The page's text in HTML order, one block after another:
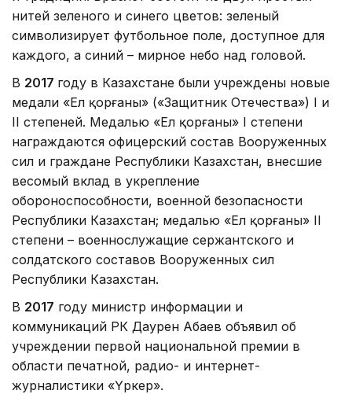
нитей зеленого и синего цветов: зеленый
символизирует футбольное поле, доступное для
каждого, а синий – мирное небо над головой.
В 2017 году в Казахстане были учреждены новые
медали «Ел қорғаны» («Защитник Отечества») І и
ІІ степеней. Медалью «Ел қорғаны» I степени
награждаются офицерский состав Вооруженных
сил и граждане Республики Казахстан, внесшие
весомый вклад в укрепление
обороноспособности, военной безопасности
Республики Казахстан; медалью «Ел қорғаны» II
степени – военнослужащие сержантского и
солдатского составов Вооруженных сил
Республики Казахстан.
В 2017 году министр информации и
коммуникаций РК Даурен Абаев объявил об
учреждении первой национальной премии в
области печатной, радио- и интернет-
журналистики «Үркер».